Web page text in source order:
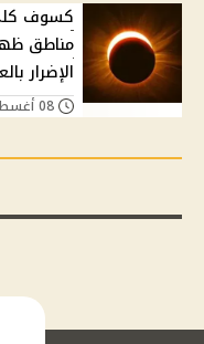
مناطق
الإضرار